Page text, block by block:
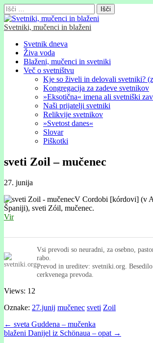
Išči:
Svetniki, mučenci in blaženi
Glavni
meni
Skip
content
Svetnik dneva
Živa voda
Blaženi, mučenci in svetniki
Več o svetništvu
Kje so živeli in delovali svetniki?
Kongregacija za zadeve svetnikov
»Eksotična« imena ali svetniški
Naši prijatelji svetniki
Relikvije svetnikov
»Svetost danes«
Slovar
Piškotki
sveti Zoil – mučenec
27. junija
V Cordobi [kórdovi] (v
Španiji), sveti Zóil, mučenec.
Vir
Vsi prevodi so neuradni, za osebno,
rabo.
Prevod in ureditev: svetniki.org. Besedilo
cerkvenega prevoda.
Views: 12
Oznake: 27.junij mučenec sveti Zoil
Post
navigation
← sveta Guddena – mučenka
blaženi Danijel iz Schönaua – opat →